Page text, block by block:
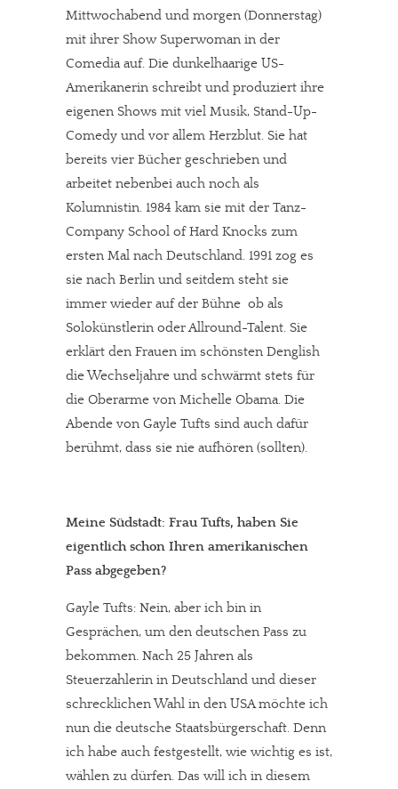
Mittwochabend und morgen (Donnerstag)
mit ihrer Show Superwoman in der
Comedia auf. Die dunkelhaarige US-
Amerikanerin schreibt und produziert ihre
eigenen Shows mit viel Musik, Stand-Up-
Comedy und vor allem Herzblut. Sie hat
bereits vier Bücher geschrieben und
arbeitet nebenbei auch noch als
Kolumnistin. 1984 kam sie mit der Tanz-
Company School of Hard Knocks zum
ersten Mal nach Deutschland. 1991 zog es
sie nach Berlin und seitdem steht sie
immer wieder auf der Bühne  ob als
Solokünstlerin oder Allround-Talent. Sie
erklärt den Frauen im schönsten Denglish
die Wechseljahre und schwärmt stets für
die Oberarme von Michelle Obama. Die
Abende von Gayle Tufts sind auch dafür
berühmt, dass sie nie aufhören (sollten).
Meine Südstadt: Frau Tufts, haben Sie
eigentlich schon Ihren amerikanischen
Pass abgegeben?
Gayle Tufts: Nein, aber ich bin in
Gesprächen, um den deutschen Pass zu
bekommen. Nach 25 Jahren als
Steuerzahlerin in Deutschland und dieser
schrecklichen Wahl in den USA möchte ich
nun die deutsche Staatsbürgerschaft. Denn
ich habe auch festgestellt, wie wichtig es ist,
wählen zu dürfen. Das will ich in diesem